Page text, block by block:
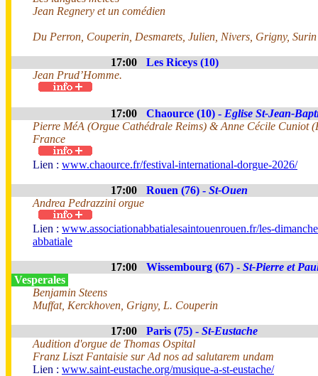
Jean Regnery et un comédien
Du Perron, Couperin, Desmarets, Julien, Nivers, Grigny, Surin
17:00
Les Riceys (10)
Jean Prud’Homme.
17:00 Chaource (10) - Eglise St-Jean-
Pierre MéA (Orgue Cathédrale Reims) & Anne Cécile Cuniot
France
Lien : www.chaource.fr/festival-international-dorgue-2026/
17:00 Rouen (76) - St-Ouen
Andrea Pedrazzini orgue
Lien : www.associationabbatialesaintouenrouen.fr/les-
abbatiale
17:00 Wissembourg (67) - St-Pierre et
Vesperales
Benjamin Steens
Muffat, Kerckhoven, Grigny, L. Couperin
17:00 Paris (75) - St-Eustache
Audition d'orgue de Thomas Ospital
Franz Liszt Fantaisie sur Ad nos ad salutarem undam
Lien : www.saint-eustache.org/musique-a-st-eustache/